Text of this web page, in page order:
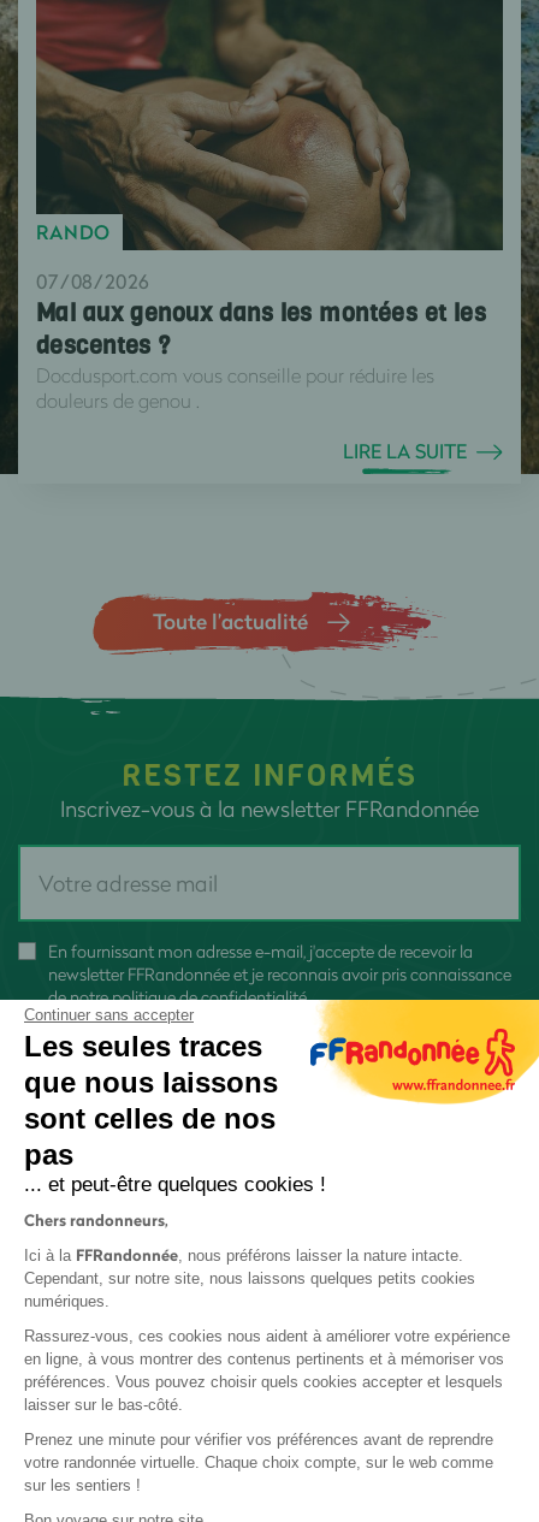
RANDO
07/08/2026
Mal aux genoux dans les montées et les
descentes ?
Docdusport.com vous conseille pour réduire les
douleurs de genou .
LIRE LA SUITE
Toute l’actualité
RESTEZ INFORMÉS
Inscrivez-vous à la newsletter FFRandonnée
En fournissant mon adresse e-mail, j'accepte de recevoir la
newsletter FFRandonnée et je reconnais avoir pris connaissance
denotre politique de confidentialité
Protection des données
Politique de confidentialité
Continuer sans accepter
Les seules traces
que nous laissons
sont celles de nos
pas
... et peut-être quelques cookies !
Chers randonneurs,
Ici à la FFRandonnée, nous préférons laisser la nature intacte.
Cependant, sur notre site, nous laissons quelques petits cookies
numériques.
Rassurez-vous, ces cookies nous aident à améliorer votre expérience
en ligne, à vous montrer des contenus pertinents et à mémoriser vos
préférences. Vous pouvez choisir quels cookies accepter et lesquels
laisser sur le bas-côté.
Prenez une minute pour vérifier vos préférences avant de reprendre
votre randonnée virtuelle. Chaque choix compte, sur le web comme
sur les sentiers !